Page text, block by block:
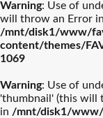
Warning: Use of
will throw an Error
/mnt/disk1/www/
content/themes/
1069
Warning: Use of
'thumbnail' (this will
in /mnt/disk1/